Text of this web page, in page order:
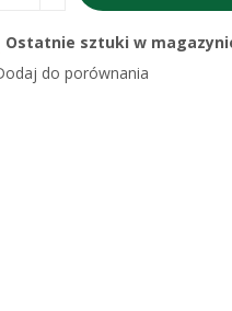
Ostatnie sztuki w
do porównania